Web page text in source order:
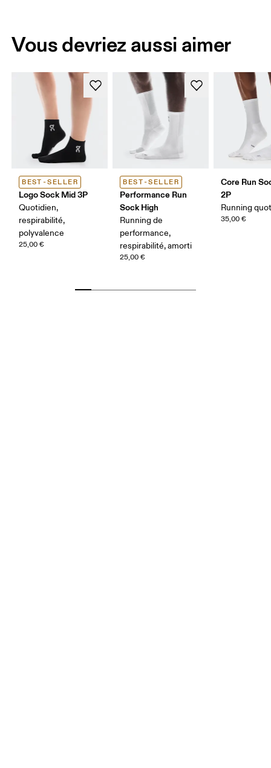
Vous devriez aussi aimer
BEST-SELLER
Logo Sock Mid 3P
Quotidien,
respirabilité,
polyvalence
25,00 €
BEST-SELLER
Performance Run
Sock High
Running de
performance,
respirabilité, amorti
25,00 €
Core Run
2P
Running
35,00 €